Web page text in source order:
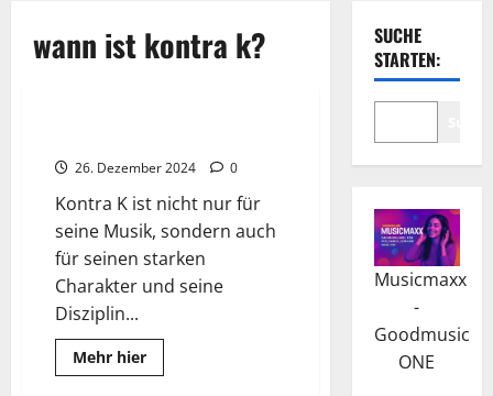
wann ist kontra k?
26. Dezember 2024 0
Kontra K ist nicht nur für
seine Musik, sondern auch
für seinen starken
Charakter und seine
Disziplin...
Mehr hierRead
more
SUCHE
STARTEN:
Musicmaxx
-
Goodmusic
ONE